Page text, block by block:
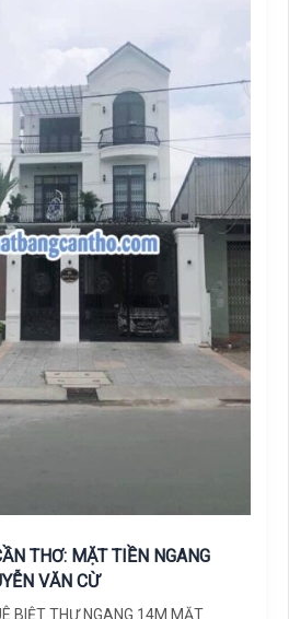
THƠ: MẶT TIỀN NGANG
VĂN CỪ
BIỆT THỰ NGANG 14M MẶT